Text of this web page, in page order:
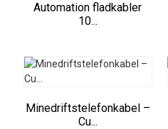
Automation fladkabler
10...
Minedriftstelefonkabel –
Cu...